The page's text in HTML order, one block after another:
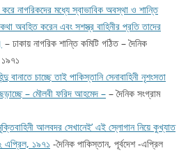
করে নাগরিকদের মধ্যে স্বাভাবিক অবস্থা ও শান্তি
অবহিত করেন এবং সশস্ত্র বাহিনীর প্রতি তাদের
– ঢাকায় নাগরিক শান্তি কমিটি গঠিত – দৈনিক
বানাতে চাচ্ছে তাই পাকিস্তানি সেনাবাহিনী নৃশংসতা
– মৌলবী ফরিদ আহমেদ – – দৈনিক সংগ্রাম
আলবদর সেখানেই’ এই স্লোগান নিয়ে কুখ্যাত
এপ্রিল, ১৯৭১ -দৈনিক পাকিস্তান, পূর্বদেশ -এপ্রিল